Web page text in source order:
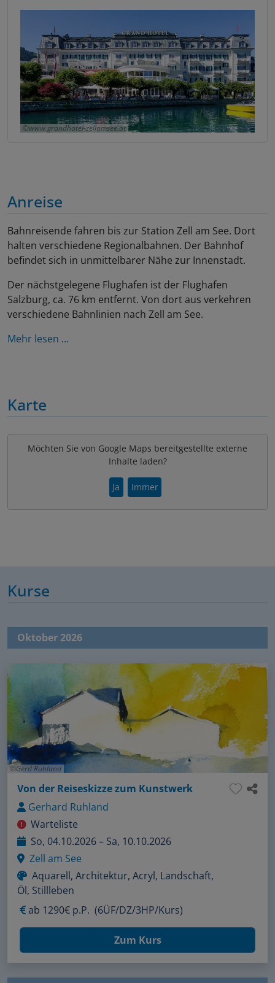
www.grandhotel-zellamsee.at
Anreise
Bahnreisende fahren bis zur Station Zell am See. Dort
halten verschiedene Regionalbahnen. Der Bahnhof
befindet sich in unmittelbarer Nähe zur Innenstadt.
Der nächstgelegene Flughafen ist der Flughafen
Salzburg, ca. 76 km entfernt. Von dort aus verkehren
verschiedene Bahnlinien nach Zell am See.
Mehr lesen ...
Karte
Möchten Sie von Google Maps bereitgestellte externe
Inhalte laden?
Ja Immer
Kurse
Oktober 2026
Gerd Ruhland
Von der Reiseskizze zum Kunstwerk
Gerhard Ruhland
Warteliste
So, 04.10.2026 – Sa, 10.10.2026
Zell am See
Aquarell, Architektur, Acryl, Landschaft,
Öl, Stillleben
ab 1290€ p.P. (6ÜF/DZ/3HP/Kurs)
Zum Kurs